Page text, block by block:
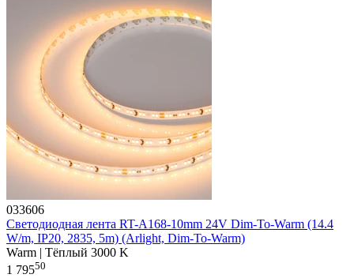
033606
Светодиодная лента RT-A168-10mm 24V Dim-To-Warm (14.4
W/m, IP20, 2835, 5m) (Arlight, Dim-To-Warm)
Warm | Тёплый 3000 K
1 79550